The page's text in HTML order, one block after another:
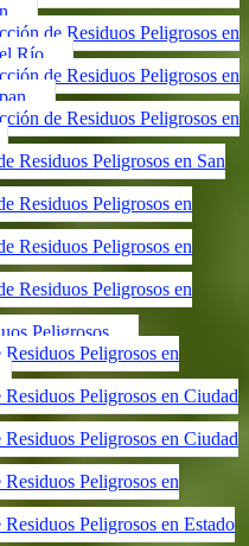
de Residuos Peligrosos en
Río
de Residuos Peligrosos en
de Residuos Peligrosos en
Residuos Peligrosos en San
Residuos Peligrosos en
Residuos Peligrosos en
Residuos Peligrosos en
Peligrosos
Residuos Peligrosos en
Residuos Peligrosos en Ciudad
Residuos Peligrosos en Ciudad
Residuos Peligrosos en
Residuos Peligrosos en Estado